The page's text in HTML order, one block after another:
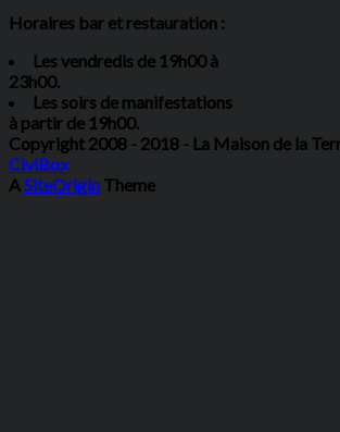
Horaires bar et restauration :
Les vendredis de 19h00 à
23h00.
Les soirs de manifestations
à partir de 19h00.
Copyright 2008 - 2018 - La Maison de la
CiviBox
ASiteOrigin Theme